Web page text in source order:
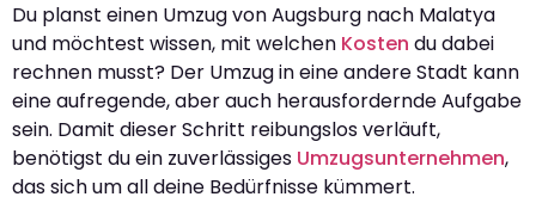
Du planst einen Umzug von Augsburg nach Malatya
und möchtest wissen, mit welchen Kosten du dabei
rechnen musst? Der Umzug in eine andere Stadt kann
eine aufregende, aber auch herausfordernde Aufgabe
sein. Damit dieser Schritt reibungslos verläuft,
benötigst du ein zuverlässiges Umzugsunternehmen,
das sich um all deine Bedürfnisse kümmert.